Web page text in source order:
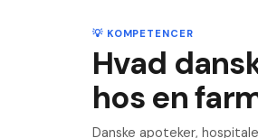
💡 KOMPETENCER
Hvad
hos en
Danske apoteker,